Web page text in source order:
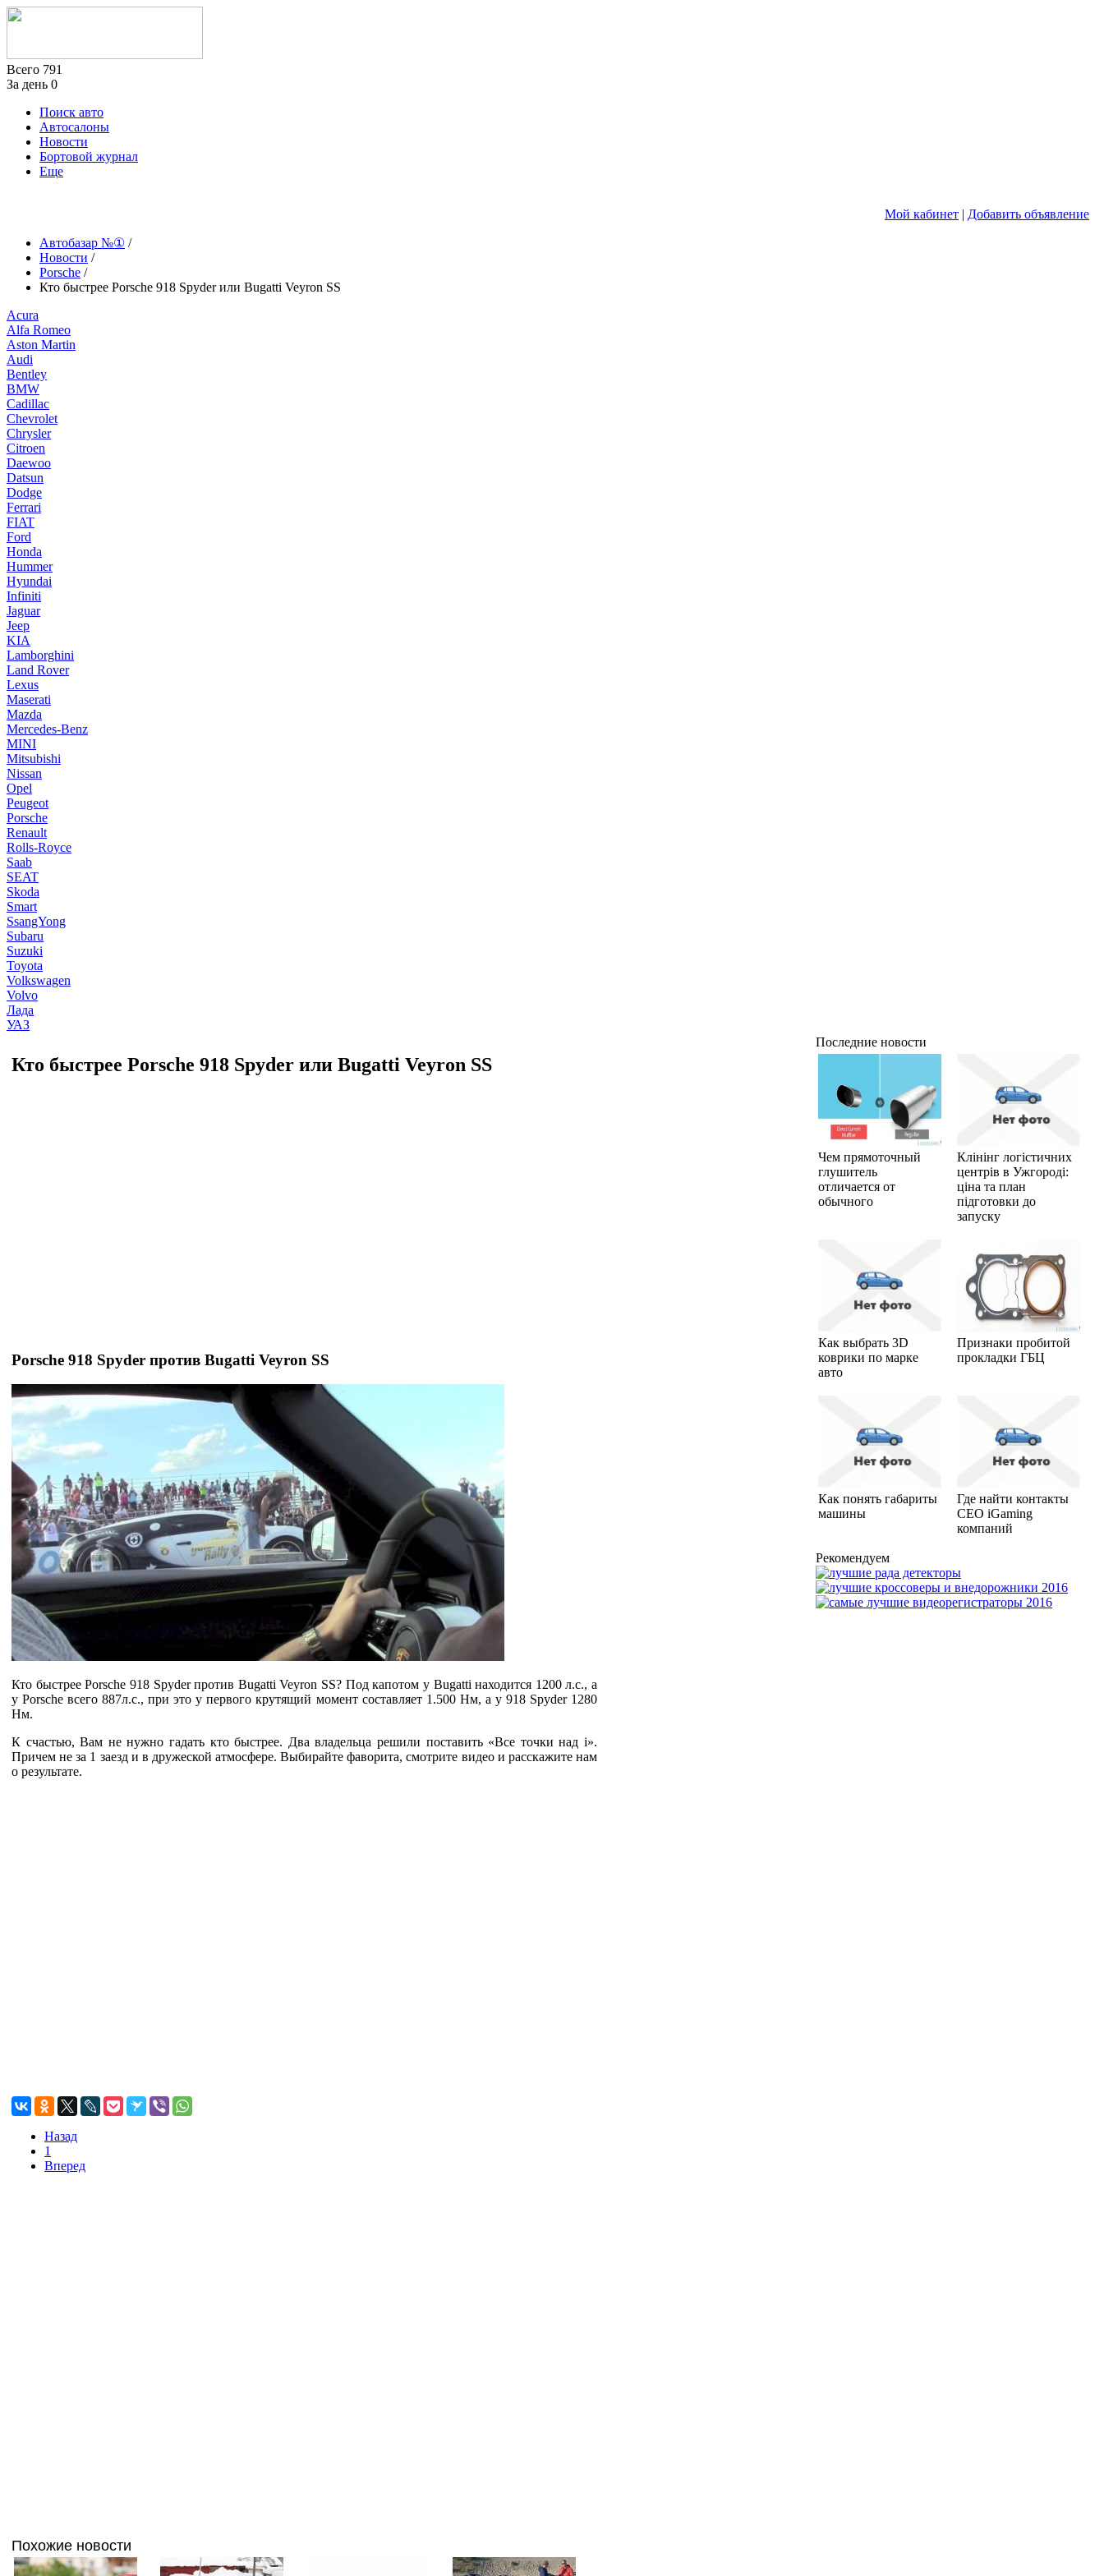
Всего 791
За день 0
Поиск авто
Автосалоны
Новости
Бортовой журнал
Еще
Мой кабинет | Добавить объявление
Автобазар №① /
Новости /
Porsche /
Кто быстрее Porsche 918 Spyder или Bugatti Veyron SS
Acura
Alfa Romeo
Aston Martin
Audi
Bentley
BMW
Cadillac
Chevrolet
Chrysler
Citroen
Daewoo
Datsun
Dodge
Ferrari
FIAT
Ford
Honda
Hummer
Hyundai
Infiniti
Jaguar
Jeep
KIA
Lamborghini
Land Rover
Lexus
Maserati
Mazda
Mercedes-Benz
MINI
Mitsubishi
Nissan
Opel
Peugeot
Porsche
Renault
Rolls-Royce
Saab
SEAT
Skoda
Smart
SsangYong
Subaru
Suzuki
Toyota
Volkswagen
Volvo
Лада
УАЗ
Кто быстрее Porsche 918 Spyder или Bugatti Veyron SS
Porsche 918 Spyder против Bugatti Veyron SS
Кто быстрее Porsche 918 Spyder против Bugatti Veyron SS? Под капотом у Bugatti находится 1200 л.с., а
у Porsche всего 887л.с., при это у первого крутящий момент составляет 1.500 Нм, а у 918 Spyder 1280
Нм.
К счастью, Вам не нужно гадать кто быстрее. Два владельца решили поставить «Все точки над i».
Причем не за 1 заезд и в дружеской атмосфере. Выбирайте фаворита, смотрите видео и расскажите нам
о результате.
Назад
1
Вперед
Похожие новости
Последние новости
Чем прямоточный
глушитель
отличается от
обычного
Клінінг логістичних
центрів в Ужгороді:
ціна та план
підготовки до
запуску
Как выбрать 3D
коврики по марке
авто
Признаки пробитой
прокладки ГБЦ
Как понять габариты
машины
Где найти контакты
CEO iGaming
компаний
Рекомендуем